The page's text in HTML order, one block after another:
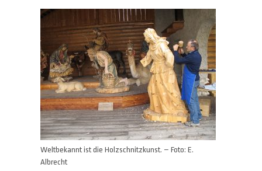
Weltbekannt ist die Holzschnitzkunst. – Foto: E.
Albrecht